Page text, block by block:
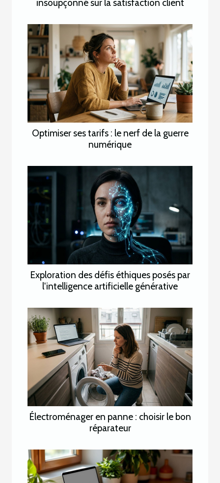
insoupçonné sur la satisfaction client
Optimiser ses tarifs : le nerf de la guerre
numérique
Exploration des défis éthiques posés par
l'intelligence artificielle générative
Électroménager en panne : choisir le bon
réparateur